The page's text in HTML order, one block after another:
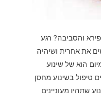
והסביבה? רגע
את אחרית ושיהיה
הוא של שינוע
טיפול בשינוע מחסן
שתהיו מעוניינים